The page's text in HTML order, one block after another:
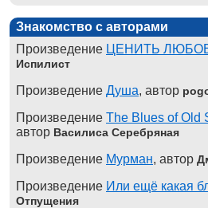
Знакомство с авторами
Произведение ЦЕНИТЬ
Испилист
Произведение Душа, автор
Произведение The Blues of Old
автор Василиса Серебряная
Произведение Мурман, автор
Произведение Или ещё какая
Отпущения